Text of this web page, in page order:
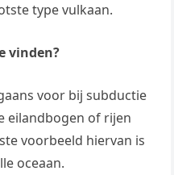
type vulkaan.
vinden?
voor bij subductie
eilandbogen of rijen
voorbeeld hiervan is
oceaan.